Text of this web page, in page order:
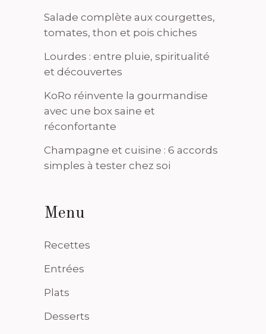
Salade complète aux courgettes,
tomates, thon et pois chiches
Lourdes : entre pluie, spiritualité
et découvertes
KoRo réinvente la gourmandise
avec une box saine et
réconfortante
Champagne et cuisine : 6 accords
simples à tester chez soi
Menu
Recettes
Entrées
Plats
Desserts